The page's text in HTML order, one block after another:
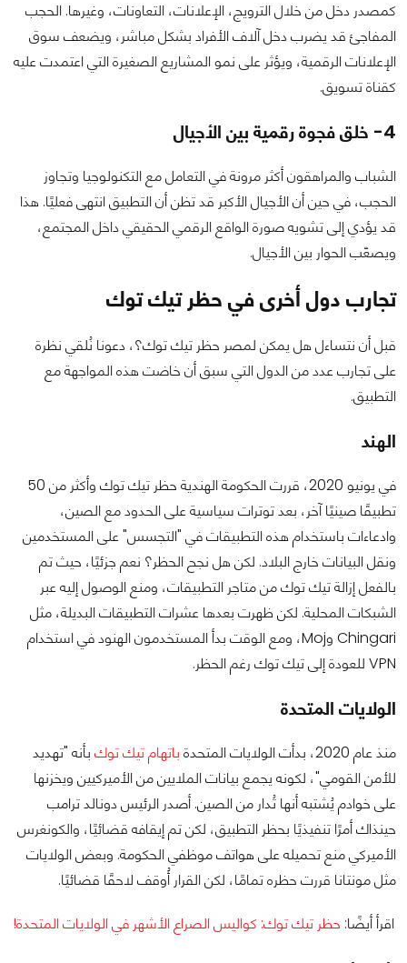
كمصدر دخل من خلال الترويج، الإعلانات، التعاونات، وغيرها. الحجب
المفاجئ قد يضرب دخل آلاف الأفراد بشكل مباشر، ويضعف سوق
الإعلانات الرقمية، ويؤثر على نمو المشاريع الصغيرة التي اعتمدت عليه
كقناة تسويق.
4- خلق فجوة رقمية بين الأجيال
الشباب والمراهقون أكثر مرونة في التعامل مع التكنولوجيا وتجاوز
الحجب، في حين أن الأجيال الأكبر قد تظن أن التطبيق انتهى فعليًا. هذا
قد يؤدي إلى تشويه صورة الواقع الرقمي الحقيقي داخل المجتمع،
ويصعّب الحوار بين الأجيال.
تجارب دول أخرى في حظر تيك توك
قبل أن نتساءل هل يمكن لمصر حظر تيك توك؟، دعونا نُلقي نظرة
على تجارب عدد من الدول التي سبق أن خاضت هذه المواجهة مع
التطبيق.
الهند
في يونيو 2020، قررت الحكومة الهندية حظر تيك توك وأكثر من 50
تطبيقًا صينيًا آخر، بعد توترات سياسية على الحدود مع الصين،
وادعاءات باستخدام هذه التطبيقات في "التجسس" على المستخدمين
ونقل البيانات خارج البلاد. لكن هل نجح الحظر؟ نعم جزئيًا، حيث تم
بالفعل إزالة تيك توك من متاجر التطبيقات، ومنع الوصول إليه عبر
الشبكات المحلية. لكن ظهرت بعدها عشرات التطبيقات البديلة، مثل
Chingari وMoj، ومع الوقت بدأ المستخدمون الهنود في استخدام
VPN للعودة إلى تيك توك رغم الحظر.
الولايات المتحدة
منذ عام 2020، بدأت الولايات المتحدة باتهام تيك توك بأنه "تهديد
للأمن القومي"، لكونه يجمع بيانات الملايين من الأميركيين ويخزنها
على خوادم يُشتبه أنها تُدار من الصين. أصدر الرئيس دونالد ترامب
حينذاك أمرًا تنفيذيًا بحظر التطبيق، لكن تم إيقافه قضائيًا، والكونغرس
الأميركي منع تحميله على هواتف موظفي الحكومة. وبعض الولايات
مثل مونتانا قررت حظره تمامًا، لكن القرار أُوقف لاحقًا قضائيًا.
اقرأ أيضًا: حظر تيك توك: كواليس الصراع الأشهر في الولايات المتحدة!